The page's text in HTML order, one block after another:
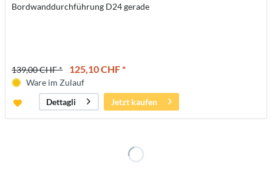
Bordwanddurchführung D24 gerade
139,00 CHF * 125,10 CHF *
Ware im Zulauf
Dettagli
Jetzt kaufen